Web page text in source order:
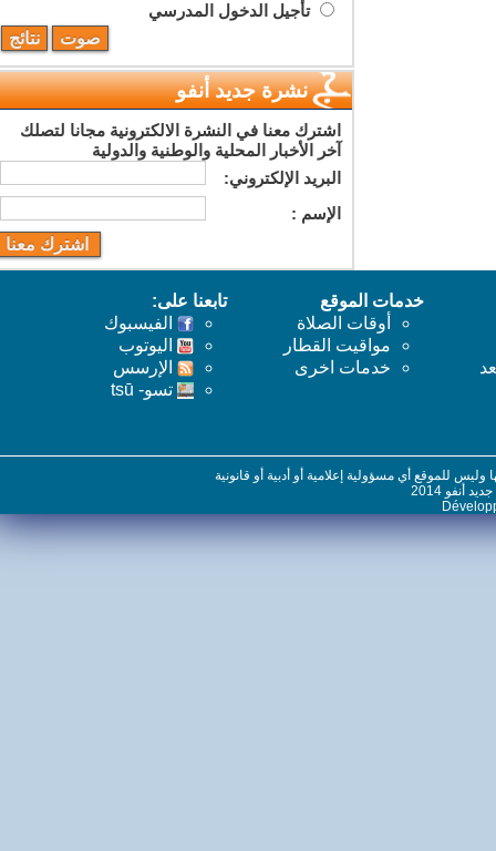
تأجيل الدخول المدرسي
نشرة جديد أنفو
اشترك معنا في النشرة الالكترونية مجانا لتصلك
آخر الأخبار المحلية والوطنية والدولية
البريد اﻹلكتروني:
اﻹسم :
خدمات الموقع
أوقات الصلاة
مواقيت القطار
خدمات اخرى
تابعنا على:
الفيسبوك
اليوتوب
اﻹرسس
تسو- tsū
للموقع أي مسؤولية إعلامية أو أدبية أو قانونية
2014